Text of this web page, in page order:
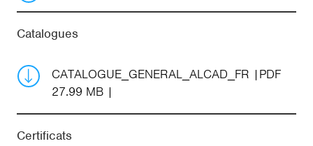
Catalogues
CATALOGUE_GENERAL_ALCAD_FR
PDF
27.99 MB
Certificats